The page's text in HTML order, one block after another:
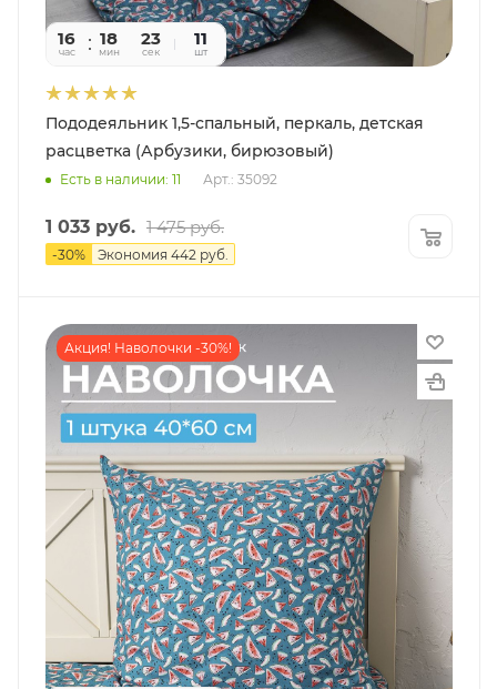
16
час
18
мин
22
сек
11
шт
Пододеяльник 1,5-спальный, перкаль, детская
расцветка (Арбузики, бирюзовый)
Есть в наличии: 11 Арт.: 35092
1 033 руб. 1 475руб.
-30% Экономия 442 руб.
Акция! Наволочки -30%!